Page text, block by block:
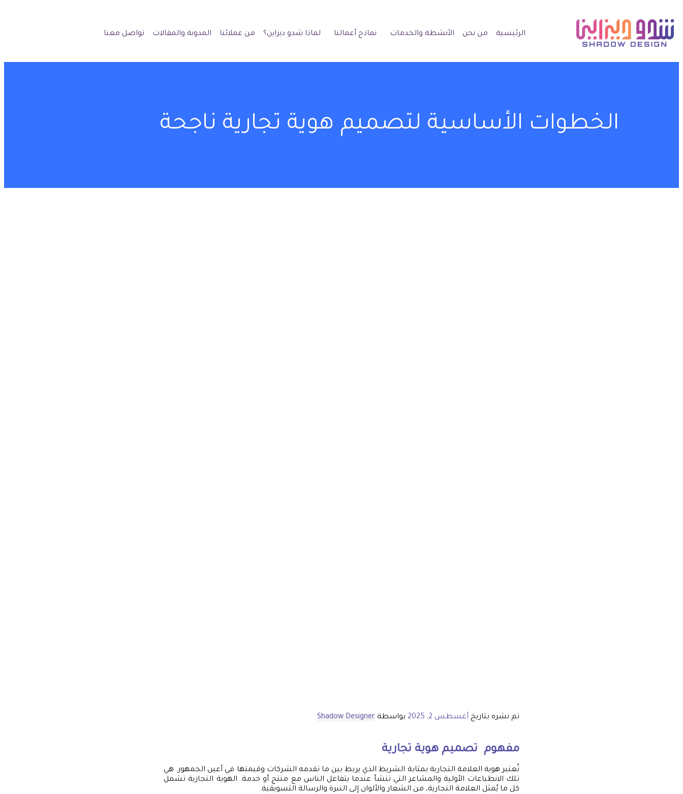
الرئيسية من نحن الأنشطة والخدمات نماذج أعمالنا لماذا شدو ديزاين؟ من عملائنا المدونة والمقالات تواصل معنا
الخطوات الأساسية لتصميم هوية تجارية ناجحة
تم نشره بتاريخ أغسطس 2, 2025 بواسطة Shadow Designer
مفهوم تصميم هوية تجارية
تُعتبر هوية العلامة التجارية بمثابة الشريط الذي يربط بين ما تقدمه الشركات وقيمتها في أعين الجمهور. هي
تلك الانطباعات الأولية والمشاعر التي تنشأ عندما يتفاعل الناس مع منتج أو خدمة. الهوية التجارية تشمل
كل ما يُمثل العلامة التجارية، من الشعار والألوان إلى النبرة والرسالة التسويقية.